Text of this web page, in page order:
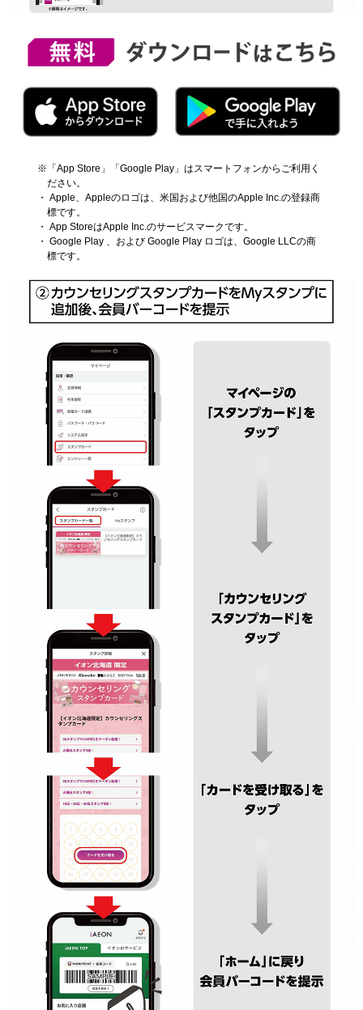
※「App Store」「Google Play」はスマートフォンからご利用く
ださい。
・ Apple、Appleのロゴは、米国および他国のApple Inc.の登録商
標です。
・ App StoreはApple Inc.のサービスマークです。
・ Google Play 、および Google Play ロゴは、Google LLCの商
標です。